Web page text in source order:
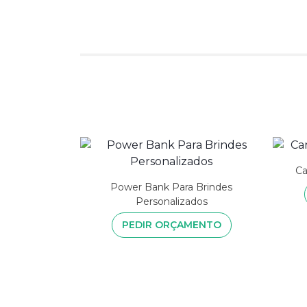
Power Bank Para Brindes
Personalizados
PEDIR ORÇAMENTO